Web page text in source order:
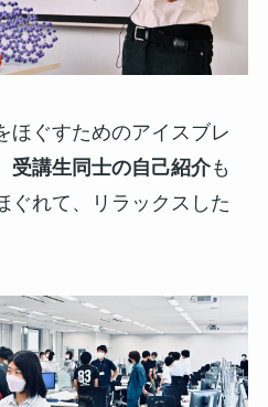
ほぐすためのアイスブレ
受講生同士の自己紹介も
ぐれて、リラックスした